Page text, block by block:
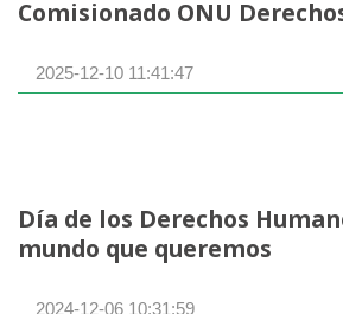
Comisionado ONU
2025-12-10 11:41:47
Día de los Derechos
mundo que queremos
2024-12-06 10:31:59